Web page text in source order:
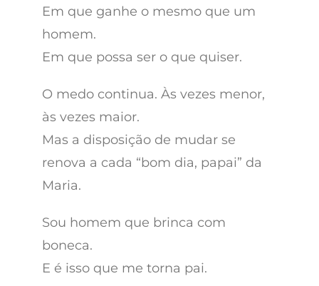
Em que ganhe o mesmo que um
homem.
Em que possa ser o que quiser.
O medo continua. Às vezes menor,
às vezes maior.
Mas a disposição de mudar se
renova a cada “bom dia, papai” da
Maria.
Sou homem que brinca com
boneca.
E é isso que me torna pai.